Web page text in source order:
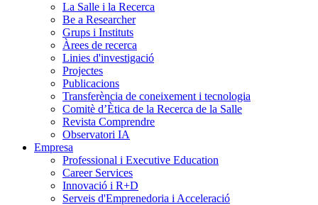
La Salle i la Recerca
Be a Researcher
Grups i Instituts
Àrees de recerca
Linies d'investigació
Projectes
Publicacions
Transferència de coneixement i tecnologia
Comitè d’Ètica de la Recerca de la Salle
Revista Comprendre
Observatori IA
Empresa
Professional i Executive Education
Career Services
Innovació i R+D
Serveis d'Emprenedoria i Acceleració